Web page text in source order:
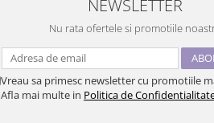
NEWSLETTER
Nu rata ofertele si promotiile
Vreau sa primesc newsletter cu promotiile
Afla mai multe in Politica de